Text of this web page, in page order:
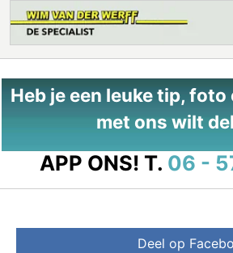
Heb je een leuke tip,
met ons wilt
APP ONS! T. 06 -
Deel op